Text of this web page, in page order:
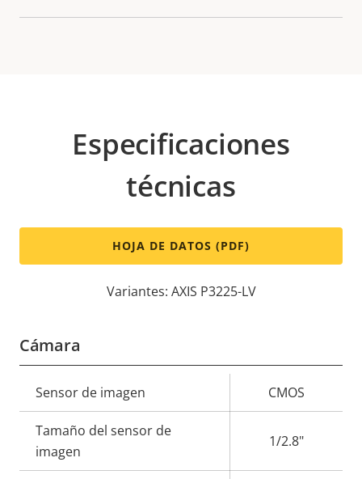
Especificaciones
técnicas
HOJA DE DATOS (PDF)
Variantes: AXIS P3225-LV
Cámara
Descripción
de
propiedad
la
propiedad
Sensor de imagen CMOS
Tamaño del sensor de
imagen
1/2.8"